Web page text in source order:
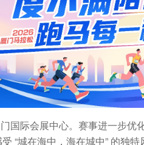
国际会展中心。赛事进一步
“城在海中，海在城中” 的独特